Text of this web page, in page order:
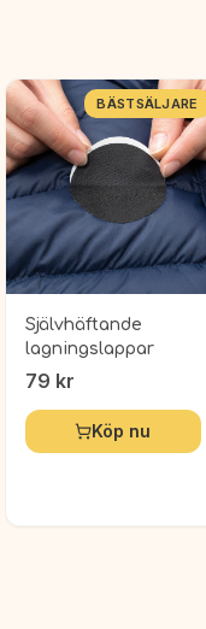
BÄSTSÄLJARE
Självhäftande
lagningslappar
79 kr
Köp nu